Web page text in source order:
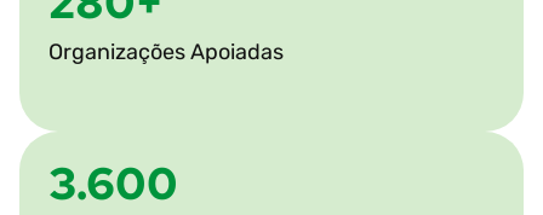
Organizações Apoiadas
3.600